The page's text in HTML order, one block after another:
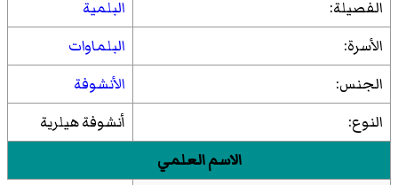
الفصيلة:
البلمية
الأسرة:
البلماوات
الجنس:
الأنشوفة
النوع:
أنشوفة هيلرية
الاسم العلمي